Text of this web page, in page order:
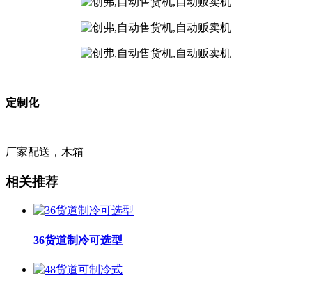
定制化
厂家配送，木箱
相关推荐
36货道制冷可选型